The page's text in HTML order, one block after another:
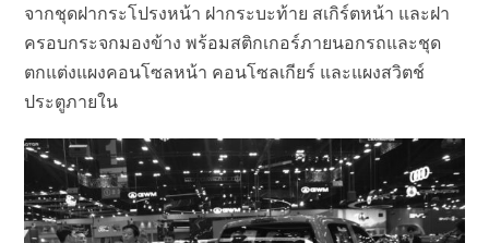
จากชุดฝากระโปรงหน้า ฝากระบะท้าย สเกิร์ตหน้า และฝา
ครอบกระจกมองข้าง พร้อมสติกเกอร์ภายนอกรถและชุด
ตกแต่งแผงคอนโซลหน้า คอนโซลเกียร์ และแผงสวิตช์
ประตูภายใน